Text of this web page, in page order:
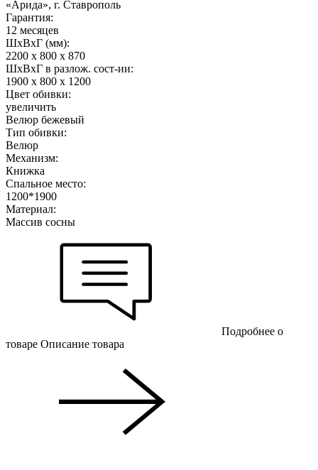
«Арида», г. Ставрополь
Гарантия:
12 месяцев
ШхВхГ (мм):
2200 х 800 х 870
ШхВхГ в разлож. сост-ии:
1900 х 800 х 1200
Цвет обивки:
увеличить
Велюр бежевый
Тип обивки:
Велюр
Механизм:
Книжка
Спальное место:
1200*1900
Материал:
Массив сосны
Подробнее о
товаре Описание товара